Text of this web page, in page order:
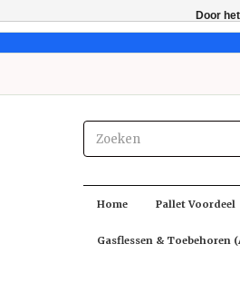
Home Pallet Voordeel
Gasflessen & Toebehoren
Door